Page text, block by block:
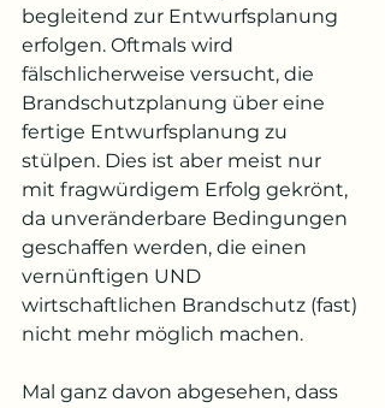
begleitend zur Entwurfsplanung
erfolgen. Oftmals wird
fälschlicherweise versucht, die
Brandschutzplanung über eine
fertige Entwurfsplanung zu
stülpen. Dies ist aber meist nur
mit fragwürdigem Erfolg gekrönt,
da unveränderbare Bedingungen
geschaffen werden, die einen
vernünftigen UND
wirtschaftlichen Brandschutz (fast)
nicht mehr möglich machen.
Mal ganz davon abgesehen, dass